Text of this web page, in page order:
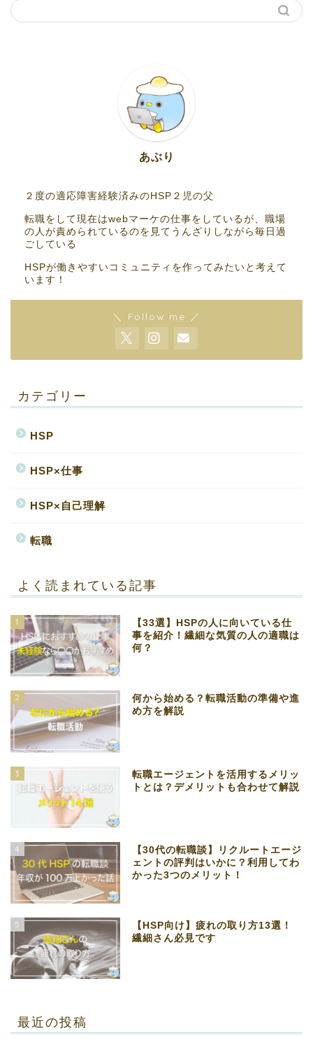
あぶり
２度の適応障害経験済みのHSP２児の父
転職をして現在はwebマーケの仕事をしているが、職場
の人が責められているのを見てうんざりしながら毎日過
ごしている
HSPが働きやすいコミュニティを作ってみたいと考えて
います！
＼ Follow me ／
カテゴリー
HSP
HSP×仕事
HSP×自己理解
転職
よく読まれている記事
1
【33選】HSPの人に向いている仕
事を紹介！繊細な気質の人の適職は
何？
2
何から始める？転職活動の準備や進
め方を解説
3
転職エージェントを活用するメリッ
トとは？デメリットも合わせて解説
4
【30代の転職談】リクルートエージ
ェントの評判はいかに？利用してわ
かった3つのメリット！
5
【HSP向け】疲れの取り方13選！
繊細さん必見です
最近の投稿